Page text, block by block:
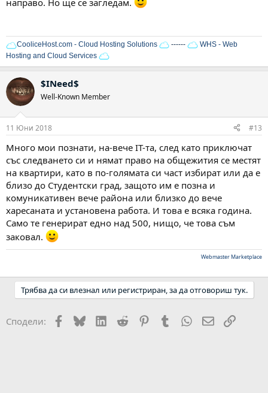
CooliceHost.com - Cloud Hosting Solutions ------
WHS - Web
Hosting and Cloud Services
$INeed$
Well-Known Member
11 Юни 2018 #13
Много мои познати, на-вече IT-та, след като приключат
със следването си и нямат право на общежития се местят
на квартири, като в по-голямата си част избират или да е
близо до Студентски град, защото им е позна и
комуникативен вече района или близко до вече
харесаната и установена работа. И това е всяка година.
Само те генерират едно над 500, нищо, че това съм
заковал.
Webmaster Marketplace
Трябва да си влезнал или регистриран, за да отговориш тук.
Сподели: Facebook
BlueskyLinkedIn
Reddit PinterestTumblr WhatsApp
EmailLink